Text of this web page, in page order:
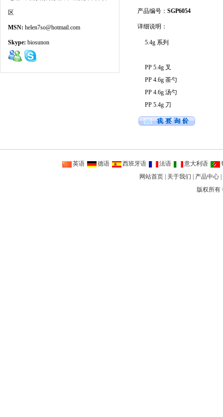
区
MSN: helen7so@hotmail.com
Skype: biosunon
产品编号：SGP6054
详细说明：
5.4g 系列
PP 5.4g 叉
PP 4.6g 茶勺
PP 4.6g 汤勺
PP 5.4g 刀
英语 德语 西班牙语 法语 意大利语
网站首页
关于我们 产品中心
版权所有